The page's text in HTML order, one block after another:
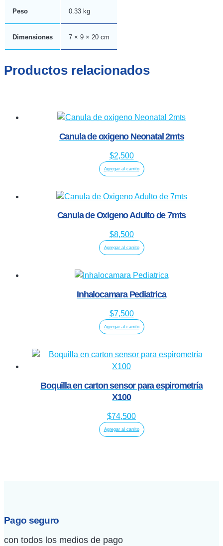
Peso 0.33 kg
Dimensiones 7 × 9 × 20 cm
Productos relacionados
Canula de oxigeno Neonatal 2mts
$2,500
Agregar al carrito
Canula de Oxigeno Adulto de 7mts
$8,500
Agregar al carrito
Inhalocamara Pediatrica
$7,500
Agregar al carrito
Boquilla en carton sensor para espirometría
X100
$74,500
Agregar al carrito
Pago seguro
con todos los medios de pago